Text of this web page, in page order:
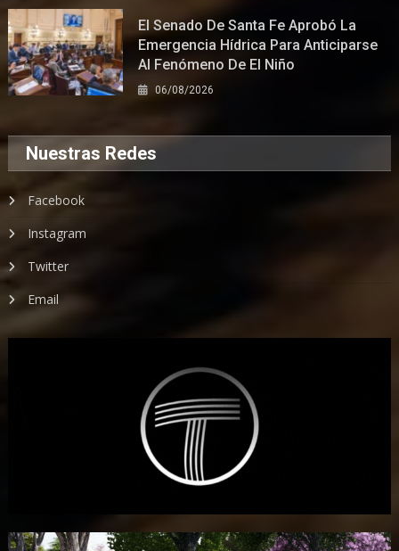
El Senado De Santa Fe Aprobó La
Emergencia Hídrica Para Anticiparse
Al Fenómeno De El Niño
06/08/2026
Nuestras Redes
Facebook
Instagram
Twitter
Email